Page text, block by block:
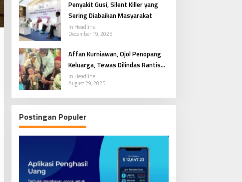
Penyakit Gusi, Silent Killer yang
Sering Diabaikan Masyarakat
In Headline
December 19, 2025
Affan Kurniawan, Ojol Penopang
Keluarga, Tewas Dilindas Rantis
Brimob
In Headline
August 29, 2025
Postingan Populer